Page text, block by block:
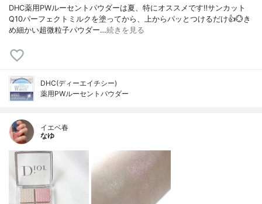
DHC薬用PWルーセントパウダーは夏、特にオススメです‼️サンカット
Q10パーフェクトミルクを塗ってから、上からパッとつけるだけ👍️💮き
め細かい超微粒子パウダー…続きを見る
DHC(ディーエイチシー)
薬用PWルーセントパウダー
イエベ春
なゆ